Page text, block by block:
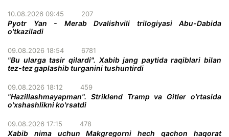
10.08.2026 09:45 207
Pyotr Yan - Merab Dvalishvili trilogiyasi Abu-Dabida
o'tkaziladi
09.08.2026 18:54 6781
"Bu ularga tasir qilardi". Xabib jang paytida raqiblari bilan
tez-tez gaplashib turganini tushuntirdi
09.08.2026 18:12 459
"Hazillashmayapman". Striklend Tramp va Gitler o'rtasida
o'xshashlikni ko'rsatdi
09.08.2026 17:15 478
Xabib nima uchun Makgregorni hech qachon haqorat